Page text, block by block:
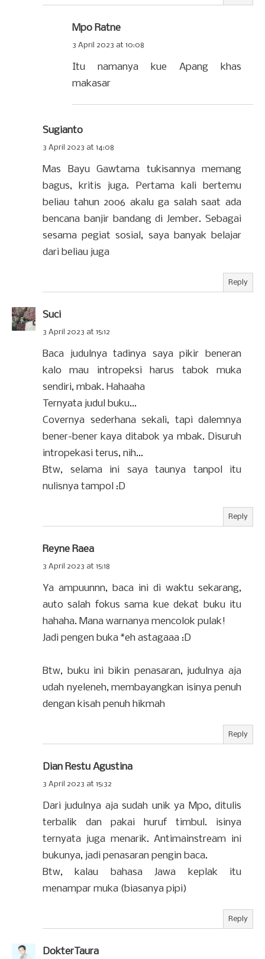
Mpo Ratne
3 April 2023 at 10:08
Itu namanya kue Apang khas
makasar
Sugianto
3 April 2023 at 14:08
Mas Bayu Gawtama tukisannya memang
bagus, kritis juga. Pertama kali bertemu
beliau tahun 2006 akalu ga salah saat ada
bencana banjir bandang di Jember. Sebagai
sesama pegiat sosial, saya banyak belajar
dari beliau juga
Reply
Suci
3 April 2023 at 15:12
Baca judulnya tadinya saya pikir beneran
kalo mau intropeksi harus tabok muka
sendiri, mbak. Hahaaha
Ternyata judul buku...
Covernya sederhana sekali, tapi dalemnya
bener-bener kaya ditabok ya mbak. Disuruh
intropekasi terus, nih...
Btw, selama ini saya taunya tanpol itu
nulisnya tampol :D
Reply
Reyne Raea
3 April 2023 at 15:18
Ya ampuunnn, baca ini di waktu sekarang,
auto salah fokus sama kue dekat buku itu
hahaha. Mana warnanya mencolok pulak!
Jadi pengen buka *eh astagaaa :D
Btw, buku ini bikin penasaran, judulnya aja
udah nyeleneh, membayangkan isinya penuh
dengan kisah penuh hikmah
Reply
Dian Restu Agustina
3 April 2023 at 15:32
Dari judulnya aja sudah unik ya Mpo, ditulis
terbalik dan pakai huruf timbul. isinya
ternyata juga menarik. Antimainstream ini
bukunya, jadi penasaran pengin baca.
Btw, kalau bahasa Jawa keplak itu
menampar muka (biasanya pipi)
Reply
DokterTaura